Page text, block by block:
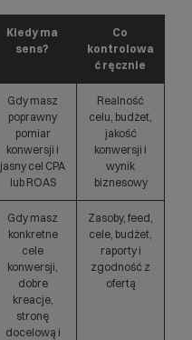
Kiedy ma
sens?
Co
kontrolowa
ć ręcznie
Gdy masz
poprawny
pomiar
konwersji i
jasny cel CPA
lub ROAS
Realność
celu, budżet,
jakość
konwersji i
wynik
biznesowy
Gdy masz
konkretne
cele
konwersji,
dobre
kreacje,
stronę
docelową i
Zasoby, feed,
cele, budżet,
raporty i
zgodność z
ofertą